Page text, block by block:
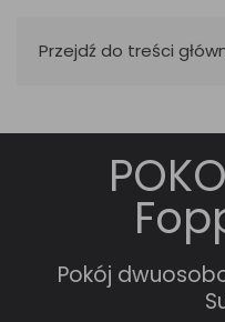
Przejdź do treści
Pokój